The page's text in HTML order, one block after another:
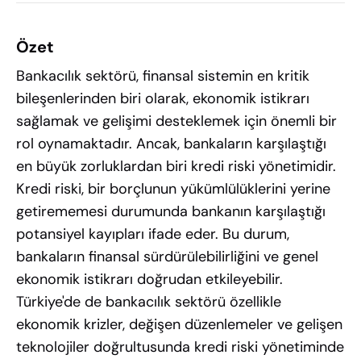
Özet
Bankacılık sektörü, finansal sistemin en kritik
bileşenlerinden biri olarak, ekonomik istikrarı
sağlamak ve gelişimi desteklemek için önemli bir
rol oynamaktadır. Ancak, bankaların karşılaştığı
en büyük zorluklardan biri kredi riski yönetimidir.
Kredi riski, bir borçlunun yükümlülüklerini yerine
getirememesi durumunda bankanın karşılaştığı
potansiyel kayıpları ifade eder. Bu durum,
bankaların finansal sürdürülebilirliğini ve genel
ekonomik istikrarı doğrudan etkileyebilir.
Türkiye'de de bankacılık sektörü özellikle
ekonomik krizler, değişen düzenlemeler ve gelişen
teknolojiler doğrultusunda kredi riski yönetiminde